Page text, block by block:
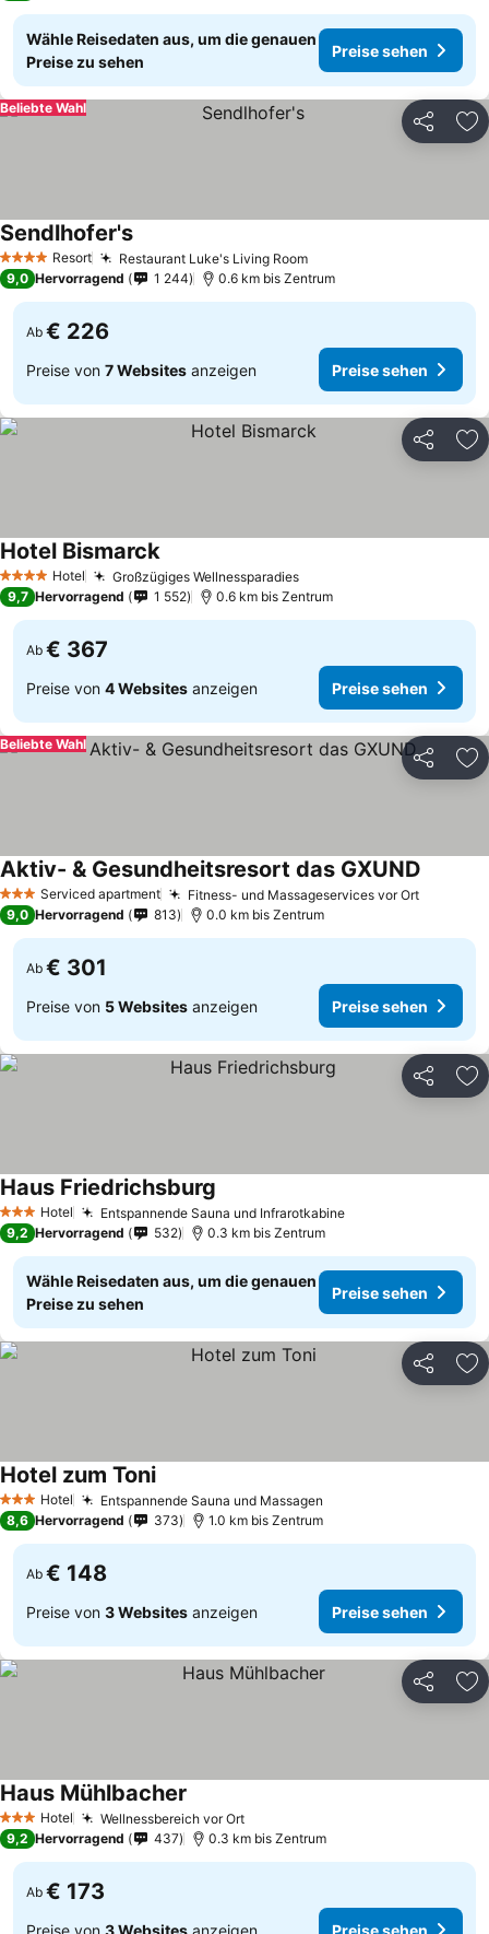
Wähle Reisedaten aus, um die genauen
Preise zu sehen
Preise sehen
Teilen
Beliebte Wahl
4 Sterne Resort Restaurant Luke's Living RoomPreise sehen
Sendlhofer'sPreise sehen
9,0 Hervorragend 1 244 0.6 km bis Zentrum
Ab € 226
Preise von 7 Websites anzeigen Preise sehen
Teilen
4 Sterne Hotel Großzügiges WellnessparadiesPreise sehen
Hotel BismarckPreise sehen
9,7 Hervorragend 1 552 0.6 km bis Zentrum
Ab € 367
Preise von 4 Websites anzeigen Preise sehen
Teilen
Beliebte Wahl
3 SterneServiced apartment Fitness- und Massageservices vor OrtPreise
Aktiv- & Gesundheitsresort das GXUND
9,0 Hervorragend 813 0.0 km bis Zentrum
Ab € 301
Preise von 5 Websites anzeigen Preise sehen
Teilen
3 SterneHotel Entspannende Sauna und InfrarotkabinePreise sehen
Haus Friedrichsburg
9,2 Hervorragend 532 0.3 km bis Zentrum
Wähle Reisedaten aus, um die genauen
Preise zu sehen
Preise sehen
Teilen
3 SterneHotel Entspannende Sauna und Massagen
Hotel zum ToniPreise sehen
8,6 Hervorragend 373 1.0 km bis Zentrum
Ab € 148
Preise von 3 Websites anzeigen Preise sehen
Teilen
3 SterneHotel Wellnessbereich vor OrtPreise sehen
Haus Mühlbacher
9,2 Hervorragend 437 0.3 km bis Zentrum
Ab € 173
Preise von 3 Websites anzeigen Preise sehen